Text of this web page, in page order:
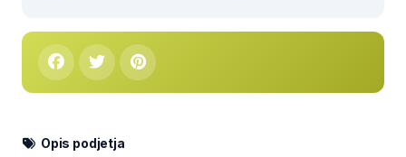
Opis podjetja